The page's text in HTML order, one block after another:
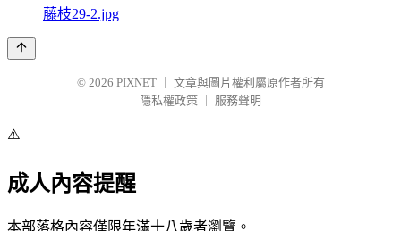
藤枝29-2.jpg
© 2026 PIXNET
文章與圖片權利屬原作者所有
隱私權政策
服務聲明
⚠️
成人內容提醒
本部落格內容僅限年滿十八歲者瀏覽。